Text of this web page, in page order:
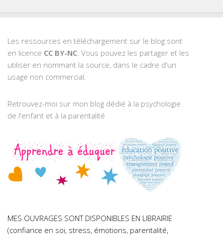
Les ressources en téléchargement sur le blog sont
en licence CC BY-NC . Vous pouvez les partager et les
utiliser en nommant la source, dans le cadre d'un
usage non commercial.
Retrouvez-moi sur mon blog dédié à la psychologie
de l'enfant et à la parentalité
MES OUVRAGES SONT DISPONIBLES EN LIBRAIRIE
(confiance en soi, stress, émotions, parentalité,